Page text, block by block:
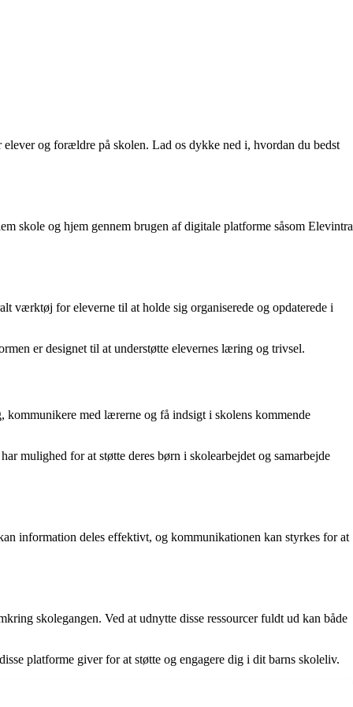
og forældre på skolen. Lad os dykke ned i, hvordan du bedst
skole og hjem gennem brugen af digitale platforme såsom Elevintra
værktøj for eleverne til at holde sig organiserede og opdaterede i
er designet til at understøtte elevernes læring og trivsel.
med lærerne og få indsigt i skolens kommende
mulighed for at støtte deres børn i skolearbejdet og samarbejde
information deles effektivt, og kommunikationen kan styrkes for at
skolegangen. Ved at udnytte disse ressourcer fuldt ud kan både
platforme giver for at støtte og engagere dig i dit barns skoleliv.